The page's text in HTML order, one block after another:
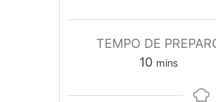
TEMPO DE
10minutes
mins